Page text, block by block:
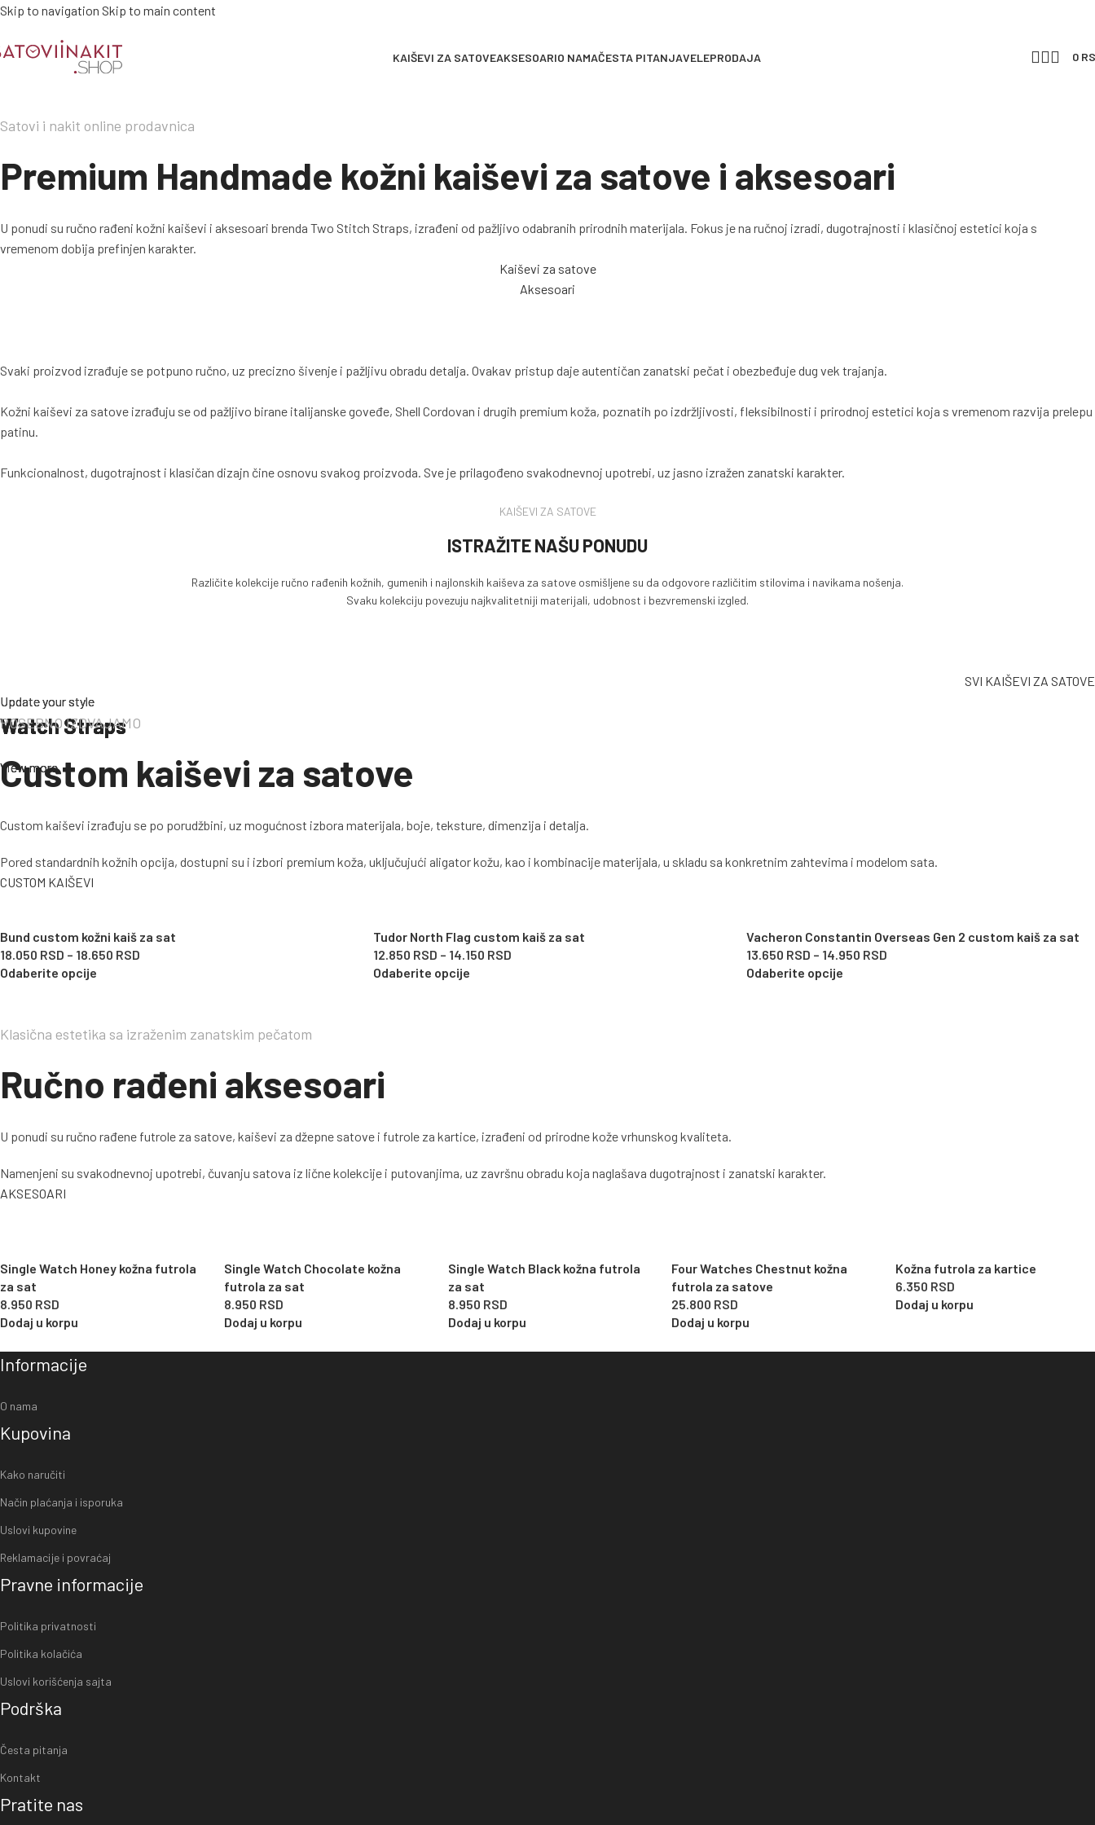
Skip to navigation Skip to main content
KAIŠEVI ZA SATOVEAKSESOARIO NAMAČESTA PITANJAVELEPRODAJA 0
Satovi i nakit online prodavnica
Premium Handmade kožni kaiševi za satove i aksesoari
U ponudi su ručno rađeni kožni kaiševi i aksesoari brenda Two Stitch Straps, izrađeni od pažljivo odabranih prirodnih materijala. Fokus je na ručnoj izradi, dugotrajnosti i klasičnoj estetici koja s
vremenom dobija prefinjen karakter.
Kaiševi za satove
Aksesoari
Svaki proizvod izrađuje se potpuno ručno, uz precizno šivenje i pažljivu obradu detalja. Ovakav pristup daje autentičan zanatski pečat i obezbeđuje dug vek trajanja.
Kožni kaiševi za satove izrađuju se od pažljivo birane italijanske goveđe, Shell Cordovan i drugih premium koža, poznatih po izdržljivosti, fleksibilnosti i prirodnoj estetici koja s vremenom razvija prelepu
patinu.
Funkcionalnost, dugotrajnost i klasičan dizajn čine osnovu svakog proizvoda. Sve je prilagođeno svakodnevnoj upotrebi, uz jasno izražen zanatski karakter.
KAIŠEVI ZA SATOVE
ISTRAŽITE NAŠU PONUDU
Različite kolekcije ručno rađenih kožnih, gumenih i najlonskih kaiševa za satove osmišljene su da odgovore različitim stilovima i navikama nošenja.
Svaku kolekciju povezuju najkvalitetniji materijali, udobnost i bezvremenski izgled.
POGLEDAJ KAIŠEVE
POGLEDAJ KAIŠEVE
CROSS-STITCH KAIŠEVI
SVI KAIŠEVI ZA SATOVE
Update your style
Watch Straps
View more
Update your style
Watch Straps
View more
Update your style
Watch Straps
View more
POSEBNO IZDVAJAMO
Custom kaiševi za satove
Custom kaiševi izrađuju se po porudžbini, uz mogućnost izbora materijala, boje, teksture, dimenzija i detalja.
Pored standardnih kožnih opcija, dostupni su i izbori premium koža, uključujući aligator kožu, kao i kombinacije materijala, u skladu sa konkretnim zahtevima i modelom sata.
CUSTOM KAIŠEVI
Bund custom kožni kaiš za sat
18.050 RSD – 18.650 RSD
Odaberite opcije
Tudor North Flag custom kaiš za sat
12.850 RSD – 14.150 RSD
Odaberite opcije
Vacheron Constantin Overseas Gen 2 custom kaiš za sat
13.650 RSD – 14.950 RSD
Odaberite opcije
Klasična estetika sa izraženim zanatskim pečatom
Ručno rađeni aksesoari
U ponudi su ručno rađene futrole za satove, kaiševi za džepne satove i futrole za kartice, izrađeni od prirodne kože vrhunskog kvaliteta.
Namenjeni su svakodnevnoj upotrebi, čuvanju satova iz lične kolekcije i putovanjima, uz završnu obradu koja naglašava dugotrajnost i zanatski karakter.
AKSESOARI
Single Watch Honey kožna futrola
za sat
8.950 RSD
Dodaj u korpu
Single Watch Chocolate kožna
futrola za sat
8.950 RSD
Dodaj u korpu
Single Watch Black kožna futrola
za sat
8.950 RSD
Dodaj u korpu
Four Watches Chestnut kožna
futrola za satove
25.800 RSD
Dodaj u korpu
Kožna futrola za kartice
6.350 RSD
Dodaj u korpu
Informacije
O nama
Kupovina
Kako naručiti
Način plaćanja i isporuka
Uslovi kupovine
Reklamacije i povraćaj
Pravne informacije
Politika privatnosti
Politika kolačića
Uslovi korišćenja sajta
Podrška
Česta pitanja
Kontakt
Pratite nas